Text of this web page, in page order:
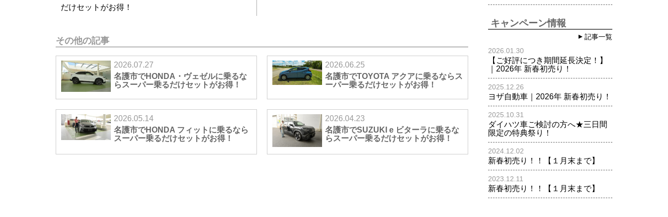
だけセットがお得！
その他の記事
2026.07.27
名護市でHONDA・ヴェゼルに乗るな
らスーパー乗るだけセットがお得！
2026.06.25
名護市でTOYOTA アクアに乗るならス
ーパー乗るだけセットがお得！
2026.05.14
名護市でHONDA フィットに乗るなら
スーパー乗るだけセットがお得！
2026.04.23
名護市でSUZUKI e ビターラに乗るな
らスーパー乗るだけセットがお得！
キャンペーン情報
記事一覧
2026.01.30
【ご好評につき期間延長決定！】
｜2026年 新春初売り！
2025.12.26
ヨザ自動車｜2026年 新春初売り！
2025.10.31
ダイハツ車ご検討の方へ★三日間
限定の特典祭り！
2024.12.02
新春初売り！！【１月末まで】
2023.12.11
新春初売り！！【１月末まで】